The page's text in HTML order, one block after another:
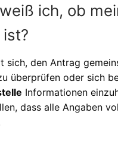
ich, ob
sich, den Antrag
überprüfen oder sich
Informationen
dass alle Angaben